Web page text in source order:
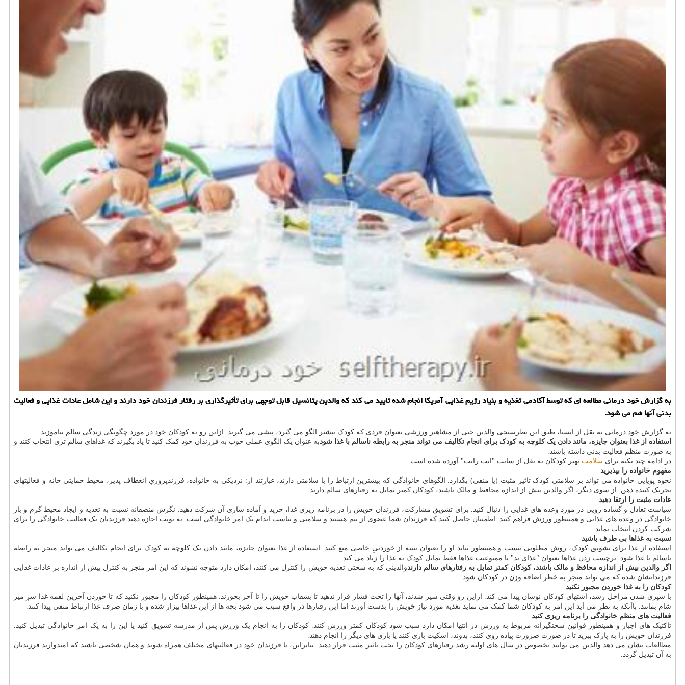
به گزارش خود درمانی مطالعه ای كه توسط آكادمی تغذیه و بنیاد رژیم غذایی آمریكا انجام شده تایید می كند كه والدین پتانسیل قابل توجهی برای تأثیرگذاری بر رفتار فرزندان خود دارند و این شامل عادات غذایی و فعالیت
بدنی آنها هم می شود.
به گزارش خود درمانی به نقل از ایسنا، طبق این نظرسنجی والدین حتی از مشاهیر ورزشی بعنوان فردی که کودک بیشتر الگو می گیرد، پیشی می گیرند. ازاین رو به کودکان خود در مورد چگونگی زندگی سالم بیاموزید.
استفاده از غذا بعنوان جایزه، مانند دادن یک کلوچه به کودک برای انجام تکالیف می تواند منجر به رابطه ناسالم با غذا شودبه عنوان یک الگوی عملی خوب به فرزندان خود کمک کنید تا یاد بگیرند که غذاهای سالم تری انتخاب کنند و
به صورت منظم فعالیت بدنی داشته باشند.
در ادامه چند نکته برای سلامت بهتر کودکان به نقل از سایت "ایت رایت" آورده شده است:
مفهوم خانواده را بپذیرید
نحوه پویایی خانواده می تواند بر سلامتی کودک تاثیر مثبت (یا منفی) بگذارد. الگوهای خانوادگی که بیشترین ارتباط را با سلامتی دارند، عبارتند از: نزدیکی به خانواده، فرزندپروریِ انعطاف پذیر، محیط حمایتی خانه و فعالیتهای
تحریک کننده ذهن. از سوی دیگر، اگر والدین بیش از اندازه محافظ و مالک باشند، کودکان کمتر تمایل به رفتارهای سالم دارند.
عادات مثبت را ارتقا دهید
سیاست تعادل و گشاده رویی در مورد وعده های غذایی را دنبال کنید. برای تشویق مشارکت، فرزندان خویش را در برنامه ریزی غذا، خرید و آماده سازی آن شرکت دهید. نگرش منصفانه نسبت به تغذیه و ایجاد محیط گرم و باز
خانوادگی در وعده های غذایی و همینطور ورزش فراهم کنید. اطمینان حاصل کنید که فرزندان شما عضوی از تیم هستند و سلامتی و تناسب اندام یک امر خانوادگی است. به نوبت اجازه دهید فرزندتان یک فعالیت خانوادگی را برای
شرکت کردن انتخاب نماید.
نسبت به غذاها بی طرف باشید
استفاده از غذا برای تشویق کودک، روش مطلوبی نیست و همینطور نباید او را بعنوان تنبیه از خوردنیِ خاصی منع کنید. استفاده از غذا بعنوان جایزه، مانند دادن یک کلوچه به کودک برای انجام تکالیف می تواند منجر به رابطه
ناسالم با غذا شود. برچسب زدن غذاها بعنوان "غذای بد" یا ممنوعیت غذاها فقط تمایل کودک به غذا را زیاد می کند.
اگر والدین بیش از اندازه محافظ و مالک باشند، کودکان کمتر تمایل به رفتارهای سالم دارندوالدینی که به سختی تغذیه خویش را کنترل می کنند، امکان دارد متوجه نشوند که این امر منجر به کنترل بیش از اندازه بر عادات غذایی
فرزندانشان شده که می تواند منجر به خطر اضافه وزن در کودکان شود.
کودکان را به غذا خوردن مجبور نکنید
با سپری شدن مراحل رشد، اشتهای کودکان نوسان پیدا می کند. ازاین رو وقتی سیر شدند، آنها را تحت فشار قرار ندهید تا بشقاب خویش را تا آخر بخورند. همینطور کودکان را مجبور نکنید که تا خوردن آخرین لقمه غذا سرِ میز
شام بمانند. باآنکه به نظر می آید این امر به کودکان شما کمک می نماید تغذیه مورد نیاز خویش را بدست آورند اما این رفتارها در واقع سبب می شود بچه ها از این غذاها بیزار شده و با زمان صرف غذا ارتباط منفی پیدا کنند.
فعالیت های منظم خانوادگی را برنامه ریزی کنید
تاکتیک های اجبار و همینطور قوانین سختگیرانه مربوط به ورزش در انتها امکان دارد سبب شود کودکان کمتر ورزش کنند. کودکان را به انجام یک ورزش پس از مدرسه تشویق کنید یا این را به یک امر خانوادگی تبدیل کنید.
فرزندان خویش را به پارک ببرید تا در صورت ضرورت پیاده روی کنند، بدوند، اسکیت بازی کنند یا بازی های دیگر را انجام دهند.
مطالعات نشان می دهد والدین می توانند بخصوص در سال های اولیه رشد رفتارهای کودکان را تحت تاثیر مثبت قرار دهند. بنابراین، با فرزندان خود در فعالیتهای مختلف همراه شوید و همان شخصی باشید که امیدوارید فرزندتان
به آن تبدیل گردد.